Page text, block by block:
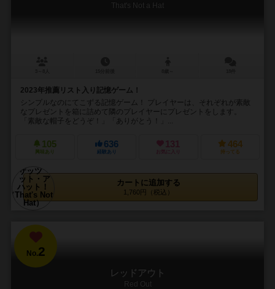
That's Not a Hat
2023年推薦リスト入り記憶ゲーム！
シンプルなのにてこずる記憶ゲーム！ プレイヤーは、それぞれが素敵
なプレゼントを箱に詰めて隣のプレイヤーにプレゼントをします。
「素敵な帽子をどうぞ！」「ありがとう！」...
105
興味あり
636
経験あり
131
お気に入り
464
持ってる
カートに追加する
1,760円（税込）
No.2
レッドアウト
Red Out